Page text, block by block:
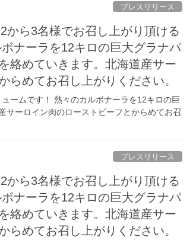
プレスリリース
ら3名様でお召し上がり頂ける
ナーラを12キロの巨大グラナパ
絡めていきます。北海道産サー
らめてお召し上がりください。
ムです！ 熱々のカルボナーラを12キロの巨
サーロイン肉のローストビーフとからめてお召
プレスリリース
ら3名様でお召し上がり頂ける
ナーラを12キロの巨大グラナパ
絡めていきます。北海道産サー
らめてお召し上がりください。